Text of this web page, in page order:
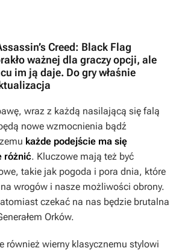
Creed: Black Flag
ważnej dla graczy opcji, ale
im ją daje. Do gry właśnie
wraz z każdą nasilającą się falą
nowe wzmocnienia bądź
każde podejście ma się
różnić. Kluczowe mają też być
takie jak pogoda i pora dnia, które
wrogów i nasze możliwości obrony.
czekać na nas będzie brutalna
Orków.
również wierny klasycznemu stylowi